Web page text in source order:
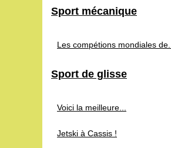
Sport mécanique
Les compétions mondiales de...
Sport de glisse
Voici la meilleure...
Jetski à Cassis !